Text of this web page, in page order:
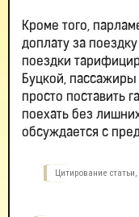
Кроме того,
доплату за
поездки
Буцкой,
просто поставить
поехать без
обсуждается с
Цитирование